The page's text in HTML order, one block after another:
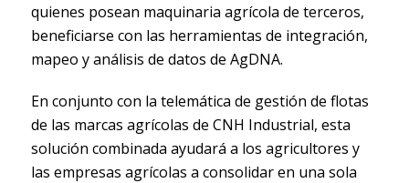
quienes posean maquinaria agrícola de terceros,
beneficiarse con las herramientas de integración,
mapeo y análisis de datos de AgDNA.
En conjunto con la telemática de gestión de flotas
de las marcas agrícolas de CNH Industrial, esta
solución combinada ayudará a los agricultores y
las empresas agrícolas a consolidar en una sola